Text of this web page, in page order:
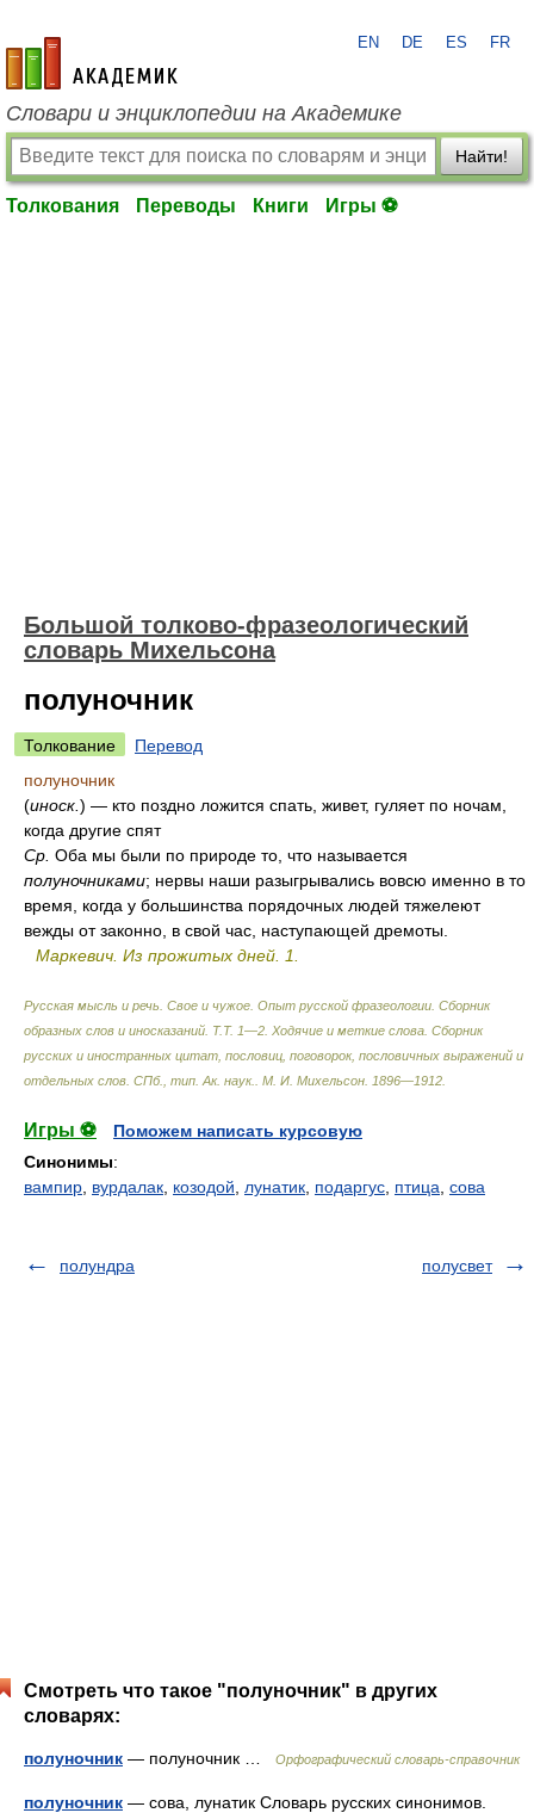
academic.ru
EN DE ES FR
Словари и энциклопедии на Академике
Найти!
Толкования Переводы Книги Игры ⚽
Большой толково-фразеологический
словарь Михельсона
полуночник
Толкование
Перевод
полуночник
(иноск. ) — кто поздно ложится спать, живет, гуляет по ночам,
когда другие спят
Ср. Оба мы были по природе то, что называется
полуночниками; нервы наши разыгрывались вовсю именно в то
время, когда у большинства порядочных людей тяжелеют
вежды от законно, в свой час, наступающей дремоты.
Маркевич. Из прожитых дней. 1.
Русская мысль и речь. Свое и чужое. Опыт русской фразеологии. Сборник
образных слов и иносказаний. Т.Т. 1—2. Ходячие и меткие слова. Сборник
русских и иностранных цитат, пословиц, поговорок, пословичных выражений и
отдельных слов. СПб., тип. Ак. наук.
М. И. Михельсон 1896—1912
Игры ⚽
Поможем написать курсовую
Синонимы:
вампир вурдалак козодой лунатик подаргус птица сова
полундра полусвет
Смотреть что такое "полуночник" в других
словарях:
полуночник — полуночник … Орфографический словарь-справочник
полуночник — сова, лунатик Словарь русских синонимов.